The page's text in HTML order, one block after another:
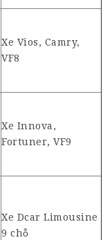
Xe Vios, Camry,
VF8
Xe Innova,
Fortuner, VF9
Xe Dcar Limousine
9 chỗ